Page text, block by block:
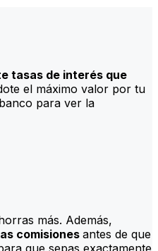
tasas de interés que
el máximo valor por tu
para ver la
más. Además,
comisiones antes de que